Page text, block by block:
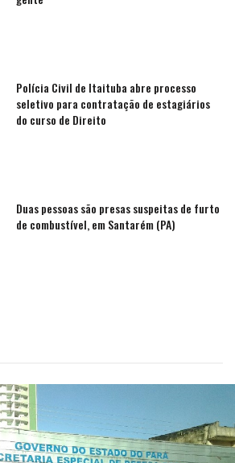
Polícia Civil de Itaituba abre processo
seletivo para contratação de estagiários
do curso de Direito
Duas pessoas são presas suspeitas de furto
de combustível, em Santarém (PA)